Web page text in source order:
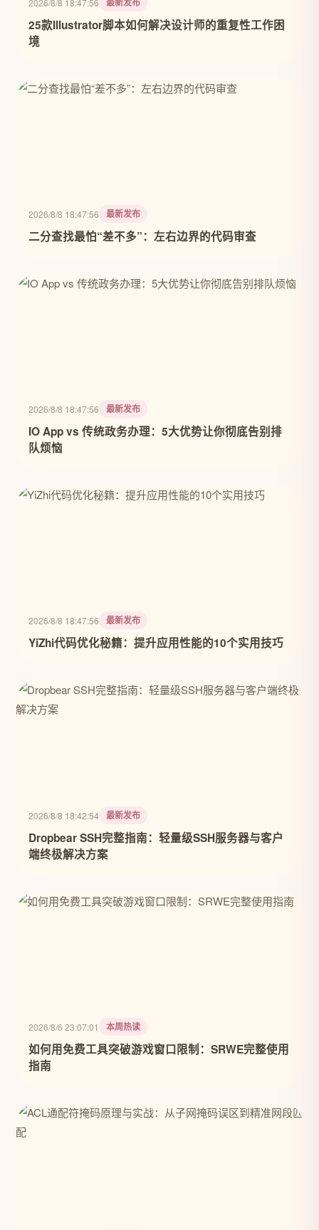
2026/8/8 18:47:56
25款Illustrator脚本如何解决设计师的重复性工作困
境
2026/8/8 18:47:56 最新发布
二分查找最怕“差不多”：左右边界的代码审查
2026/8/8 18:47:56 最新发布
IO App vs 传统政务办理：5大优势让你彻底告别排
队烦恼
2026/8/8 18:47:56 最新发布
YiZhi代码优化秘籍：提升应用性能的10个实用技巧
2026/8/8 18:42:54 最新发布
Dropbear SSH完整指南：轻量级SSH服务器与客户
端终极解决方案
2026/8/6 23:07:01 本周热读
如何用免费工具突破游戏窗口限制：SRWE完整使用
指南